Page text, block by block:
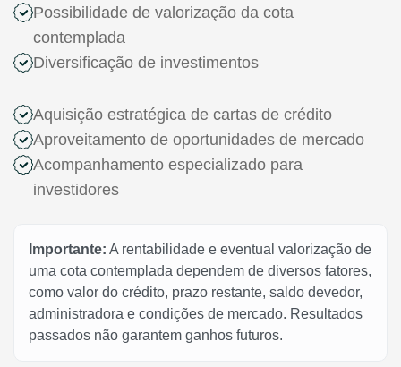
Possibilidade de valorização da cota
contemplada
Diversificação de investimentos
Aquisição estratégica de cartas de crédito
Aproveitamento de oportunidades de mercado
Acompanhamento especializado para
investidores
Importante: A rentabilidade e eventual valorização de
uma cota contemplada dependem de diversos fatores,
como valor do crédito, prazo restante, saldo devedor,
administradora e condições de mercado. Resultados
passados não garantem ganhos futuros.